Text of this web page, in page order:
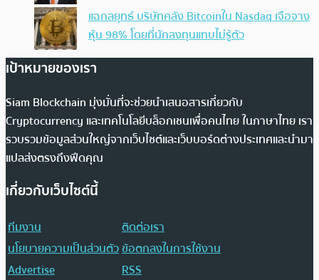
แฉกลยุทธ์ บริษัทคลัง Bitcoinใน Nasdaq เจือจาง
หุ้น 98% โดยที่นักลงทุนแทบไม่รู้ตัว
เป้าหมายของเรา
Siam Blockchain มุ่งมั่นที่จะช่วยนำเสนอสารเกี่ยวกับ
Cryptocurrency และเทคโนโลยีบล็อกเชนเพื่อคนไทย ในภาษาไทย เรา
รวบรวมข้อมูลส่วนใหญ่จากเว็บไซต์และเว็บบอร์ดต่างประเทศและนำมา
แปลส่งตรงถึงฟีดคุณ
เกี่ยวกับเว็บไซต์นี้
ทีมงาน
ติดต่อเรา
นโยบายความเป็นส่วนตัวข้อตกลงในการใช้งาน
Advertise
RSS